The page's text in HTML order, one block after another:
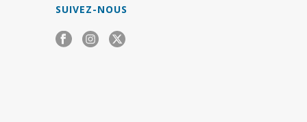
SUIVEZ-NOUS